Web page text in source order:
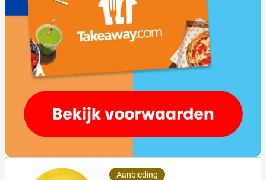
Aanbieding